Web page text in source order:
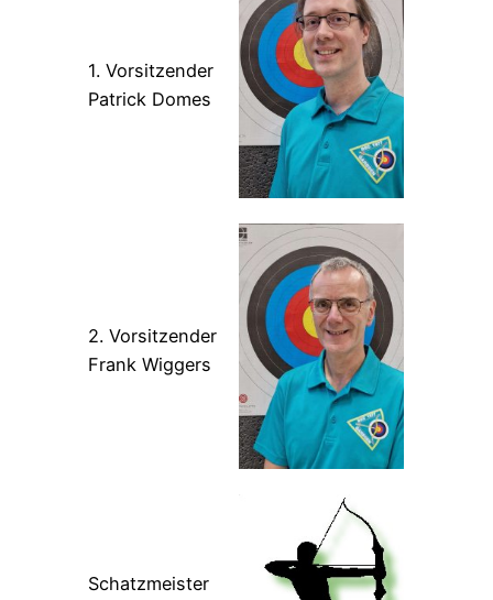
1. Vorsitzender
Patrick Domes
2. Vorsitzender
Frank Wiggers
Schatzmeister